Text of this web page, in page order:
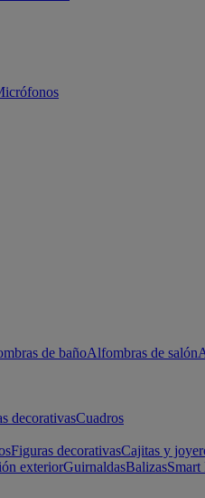
de bañoAlfombras de salón
decorativasCuadros
Figuras decorativasCajitas y
exteriorGuirnaldasBalizas